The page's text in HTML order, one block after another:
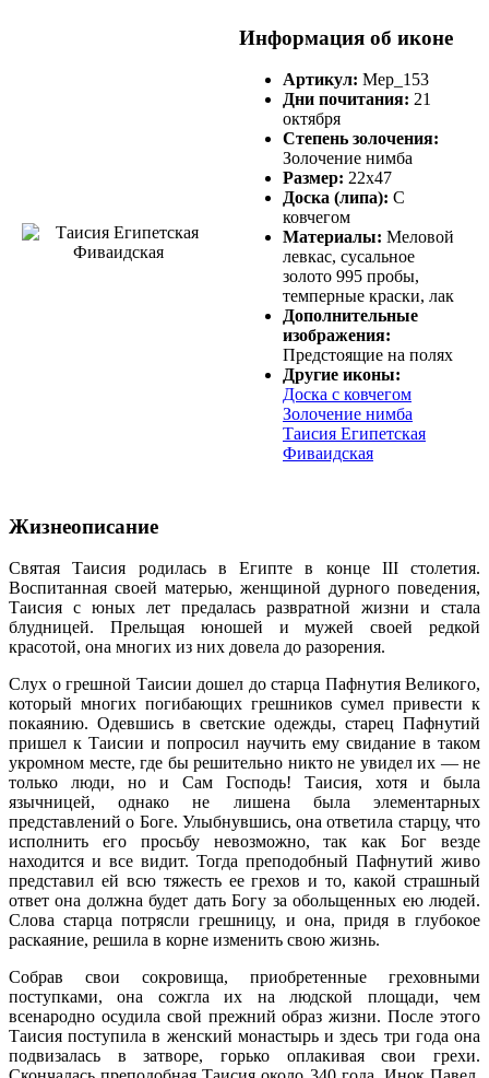
Информация об иконе
Артикул: Мер_153
Дни почитания: 21
октября
Степень золочения:
Золочение нимба
Размер: 22х47
Доска (липа): С
ковчегом
Материалы: Меловой
левкас, сусальное
золото 995 пробы,
темперные краски, лак
Дополнительные
изображения:
Предстоящие на полях
Другие иконы:
Доска с ковчегом
Золочение нимба
Таисия Египетская
Фиваидская
Жизнеописание
Святая Таисия родилась в Египте в конце III столетия.
Воспитанная своей матерью, женщиной дурного поведения,
Таисия с юных лет предалась развратной жизни и стала
блудницей. Прельщая юношей и мужей своей редкой
красотой, она многих из них довела до разорения.
Слух о грешной Таисии дошел до старца Пафнутия Великого,
который многих погибающих грешников сумел привести к
покаянию. Одевшись в светские одежды, старец Пафнутий
пришел к Таисии и попросил научить ему свидание в таком
укромном месте, где бы решительно никто не увидел их — не
только люди, но и Сам Господь! Таисия, хотя и была
язычницей, однако не лишена была элементарных
представлений о Боге. Улыбнувшись, она ответила старцу, что
исполнить его просьбу невозможно, так как Бог везде
находится и все видит. Тогда преподобный Пафнутий живо
представил ей всю тяжесть ее грехов и то, какой страшный
ответ она должна будет дать Богу за обольщенных ею людей.
Слова старца потрясли грешницу, и она, придя в глубокое
раскаяние, решила в корне изменить свою жизнь.
Собрав свои сокровища, приобретенные греховными
поступками, она сожгла их на людской площади, чем
всенародно осудила свой прежний образ жизни. После этого
Таисия поступила в женский монастырь и здесь три года она
подвизалась в затворе, горько оплакивая свои грехи.